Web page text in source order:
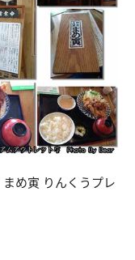
め寅 りんくうプレ